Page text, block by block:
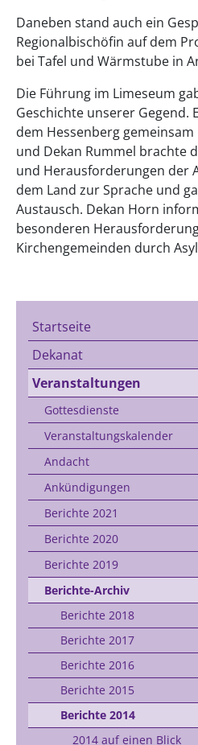
Daneben stand auch ein
Regionalbischöfin auf dem
bei Tafel und Wärmstube in
Die Führung im Limeseum
Geschichte unserer Gegend.
dem Hessenberg
und Dekan Rummel brachte
und Herausforderungen der
dem Land zur Sprache und
Austausch. Dekan Horn
besonderen
Kirchengemeinden durch
Startseite
Dekanat
Veranstaltungen
Gottesdienste
Veranstaltungskalender
Andacht
Ankündigungen
Berichte 2021
Berichte 2020
Berichte 2019
Berichte-Archiv
Berichte 2018
Berichte 2017
Berichte 2016
Berichte 2015
Berichte 2014
2014 auf einen Blick